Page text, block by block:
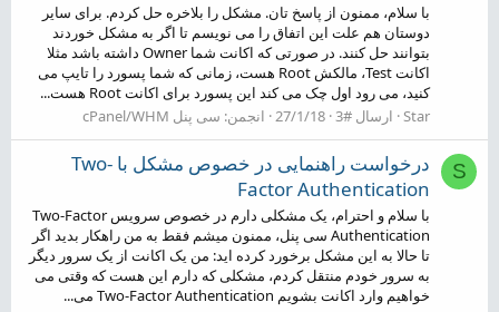
با سلام، ممنون از پاسخ تان. مشکل را بلاخره حل کردم. برای سایر
دوستان هم علت این اتفاق را می نویسم تا اگر به مشکل خوردند
بتوانند حل کنند. در صورتی که اکانت شما Owner داشته باشد مثلا
اکانت Test، مالکش Root هست، زمانی که شما پسورد را تایپ می
کنید، می رود اول چک می کند این پسورد برای اکانت Root هست...
Star ارسال #3 27/1/18 انجمن: سی پنل cPanel/WHM
S
درخواست راهنمایی در خصوص مشکل با Two-
Factor Authentication
با سلام و احترام، یک مشکلی دارم در خصوص سرویس Two-Factor
Authentication سی پنل، ممنون میشم فقط به من راهکار بدید اگر
تا حالا به این مشکل برخورد کرده اید: من یک اکانت از یک سرور دیگر
به سرور خودم منتقل کردم، مشکلی که دارم این هست که وقتی می
خواهیم وارد اکانت بشویم Two-Factor Authentication می...